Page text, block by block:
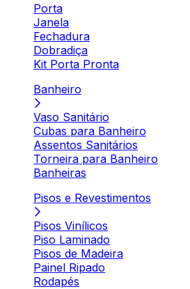
Porta
Janela
Fechadura
Dobradiça
Kit Porta Pronta
Banheiro
Vaso Sanitário
Cubas para Banheiro
Assentos Sanitários
Torneira para Banheiro
Banheiras
Pisos e Revestimentos
Pisos Vinílicos
Piso Laminado
Pisos de Madeira
Painel Ripado
Rodapés